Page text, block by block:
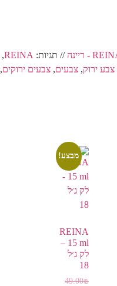
// תגיות: REINA
,
צבע ירוק, צבעים, צבעים ירוקים,
מבצע!
REINA
15 ml –
לק ג׳ל
18
49.00₪